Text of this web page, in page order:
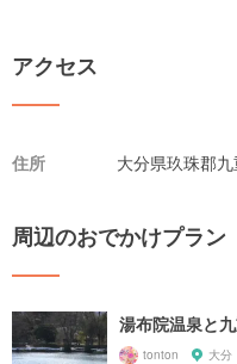
アクセス
住所 大分県玖珠郡
周辺のおでかけプラン
湯布院温泉と
tonton 大分